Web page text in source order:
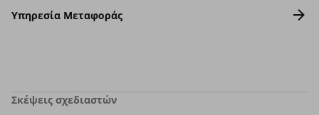
Υπηρεσία Μεταφοράς
Σκέψεις σχεδιαστών